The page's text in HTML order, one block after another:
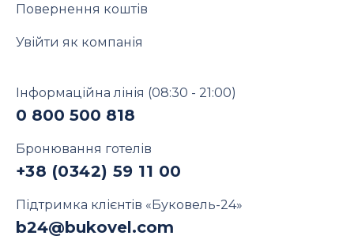
Повернення коштів
Увійти як компанія
Інформаційна лінія (08:30 - 21:00)
0 800 500 818
Бронювання готелів
+38 (0342) 59 11 00
Підтримка клієнтів «Буковель-24»
b24@bukovel.com